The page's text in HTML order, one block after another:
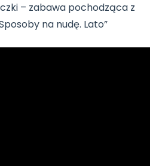
– zabawa pochodząca z
na nudę. Lato”